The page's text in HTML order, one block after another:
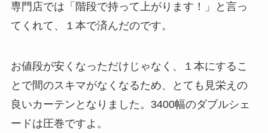
専門店では「 階段で持って上がります！
」と言っ
てくれて、１本で済んだのです。
お値段が安くなっただけじゃなく、１本にするこ
とで間のスキマがなくなるため、とても見栄えの
良いカーテンとなりました。3400幅のダブルシェ
ードは圧巻ですよ。